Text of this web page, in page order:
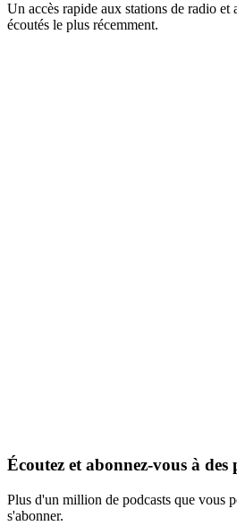
Un accès rapide aux stations de radio
écoutés le plus récemment.
Écoutez et abonnez-vous à des
Plus d'un million de podcasts que vous
s'abonner.